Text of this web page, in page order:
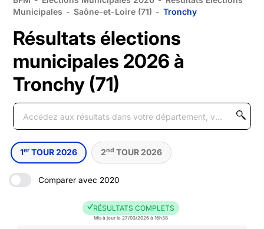
Municipales - Saône-et-Loire (71) - Tronchy
Résultats élections
municipales 2026 à
Tronchy (71)
1er TOUR 2026 2nd TOUR 2026
Comparer avec 2020
RÉSULTATS COMPLETS
Mis à jour le 27/03/2026 à 16h38